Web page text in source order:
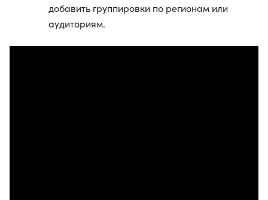
добавить группировки по регионам или
аудиториям.